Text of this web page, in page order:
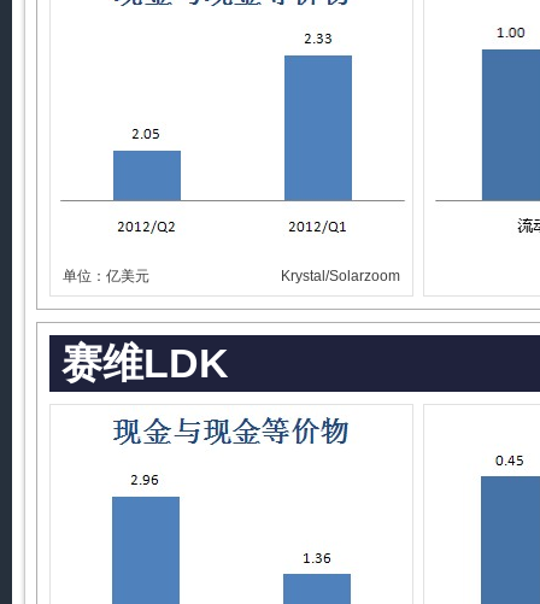
Krystal/Solarzoom
单位：亿美元
赛维LDK